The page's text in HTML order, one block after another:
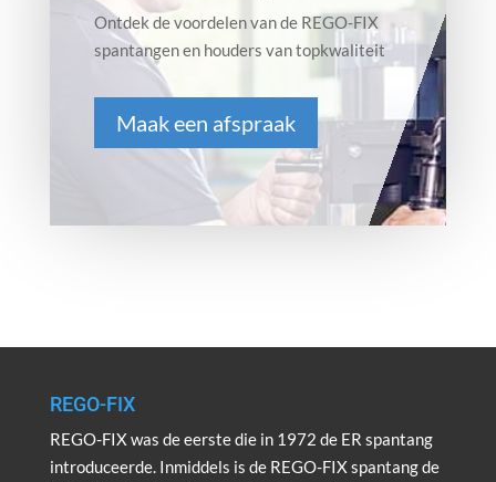
Ontdek de voordelen van de REGO-FIX
spantangen en houders van topkwaliteit
Maak een afspraak
REGO-FIX
REGO-FIX was de eerste die in 1972 de ER spantang
introduceerde. Inmiddels is de REGO-FIX spantang de